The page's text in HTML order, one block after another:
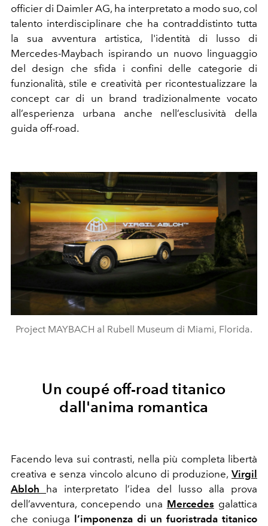
officier di Daimler AG, ha interpretato a modo suo, col
talento interdisciplinare che ha contraddistinto tutta
la sua avventura artistica, l'identità di lusso di
Mercedes-Maybach ispirando un nuovo linguaggio
del design che sfida i confini delle categorie di
funzionalità, stile e creatività per ricontestualizzare la
concept car di un brand tradizionalmente vocato
all’esperienza urbana anche nell’esclusività della
guida off-road.
Project MAYBACH al Rubell Museum di Miami, Florida.
Un coupé off-road titanico
dall'anima romantica
Facendo leva sui contrasti, nella più completa libertà
creativa e senza vincolo alcuno di produzione, Virgil
Abloh
ha interpretato l’idea del lusso alla prova
dell’avventura, concependo una Mercedes galattica
che coniuga
l’imponenza di un fuoristrada titanico